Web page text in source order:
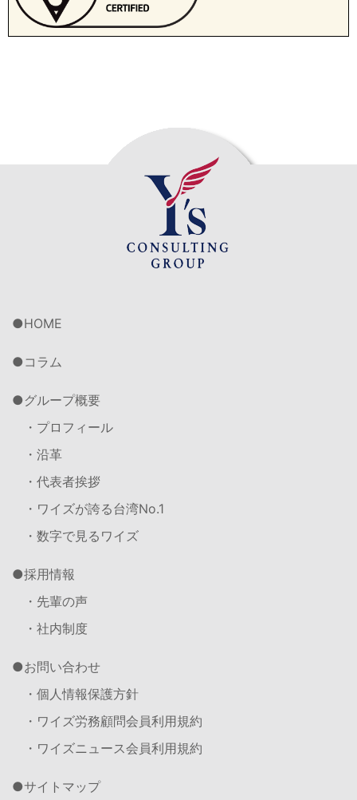
HOME
コラム
グループ概要
・プロフィール
・沿革
・代表者挨拶
・ワイズが誇る台湾No.1
・数字で見るワイズ
採用情報
・先輩の声
・社内制度
お問い合わせ
・個人情報保護方針
・ワイズ労務顧問会員利用規約
・ワイズニュース会員利用規約
サイトマップ